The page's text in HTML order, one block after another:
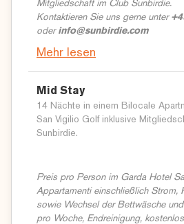
Mitgliedschaft im Club Sunbirdie.
Kontaktieren Sie uns gerne unter
oderinfo@sunbirdie.com
Mehr lesen
Mid Stay
14 Nächte in einem Bilocale
San Vigilio Golf inklusive
Sunbirdie.
Preis pro Person im Garda Hotel
Appartamenti einschließlich Strom,
sowie Wechsel der Bettwäsche
pro Woche, Endreinigung,